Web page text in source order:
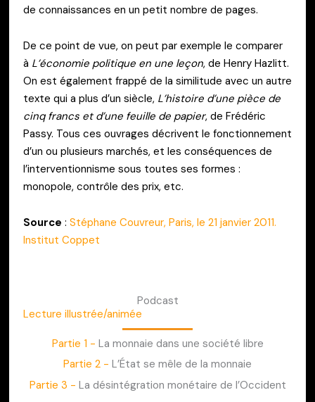
de connaissances en un petit nombre de pages.
De ce point de vue, on peut par exemple le comparer
à L’économie politique en une leçon, de Henry Hazlitt.
On est également frappé de la similitude avec un autre
texte qui a plus d’un siècle, L’histoire d’une pièce de
cinq francs et d’une feuille de papier, de Frédéric
Passy. Tous ces ouvrages décrivent le fonctionnement
d’un ou plusieurs marchés, et les conséquences de
l’interventionnisme sous toutes ses formes :
monopole, contrôle des prix, etc.
Source : Stéphane Couvreur, Paris, le 21 janvier 2011.
Institut Coppet
Podcast
Lecture illustrée/animée
Partie 1 - La monnaie dans une société libre
Partie 2 - L’État se mêle de la monnaie
Partie 3 - La désintégration monétaire de l’Occident